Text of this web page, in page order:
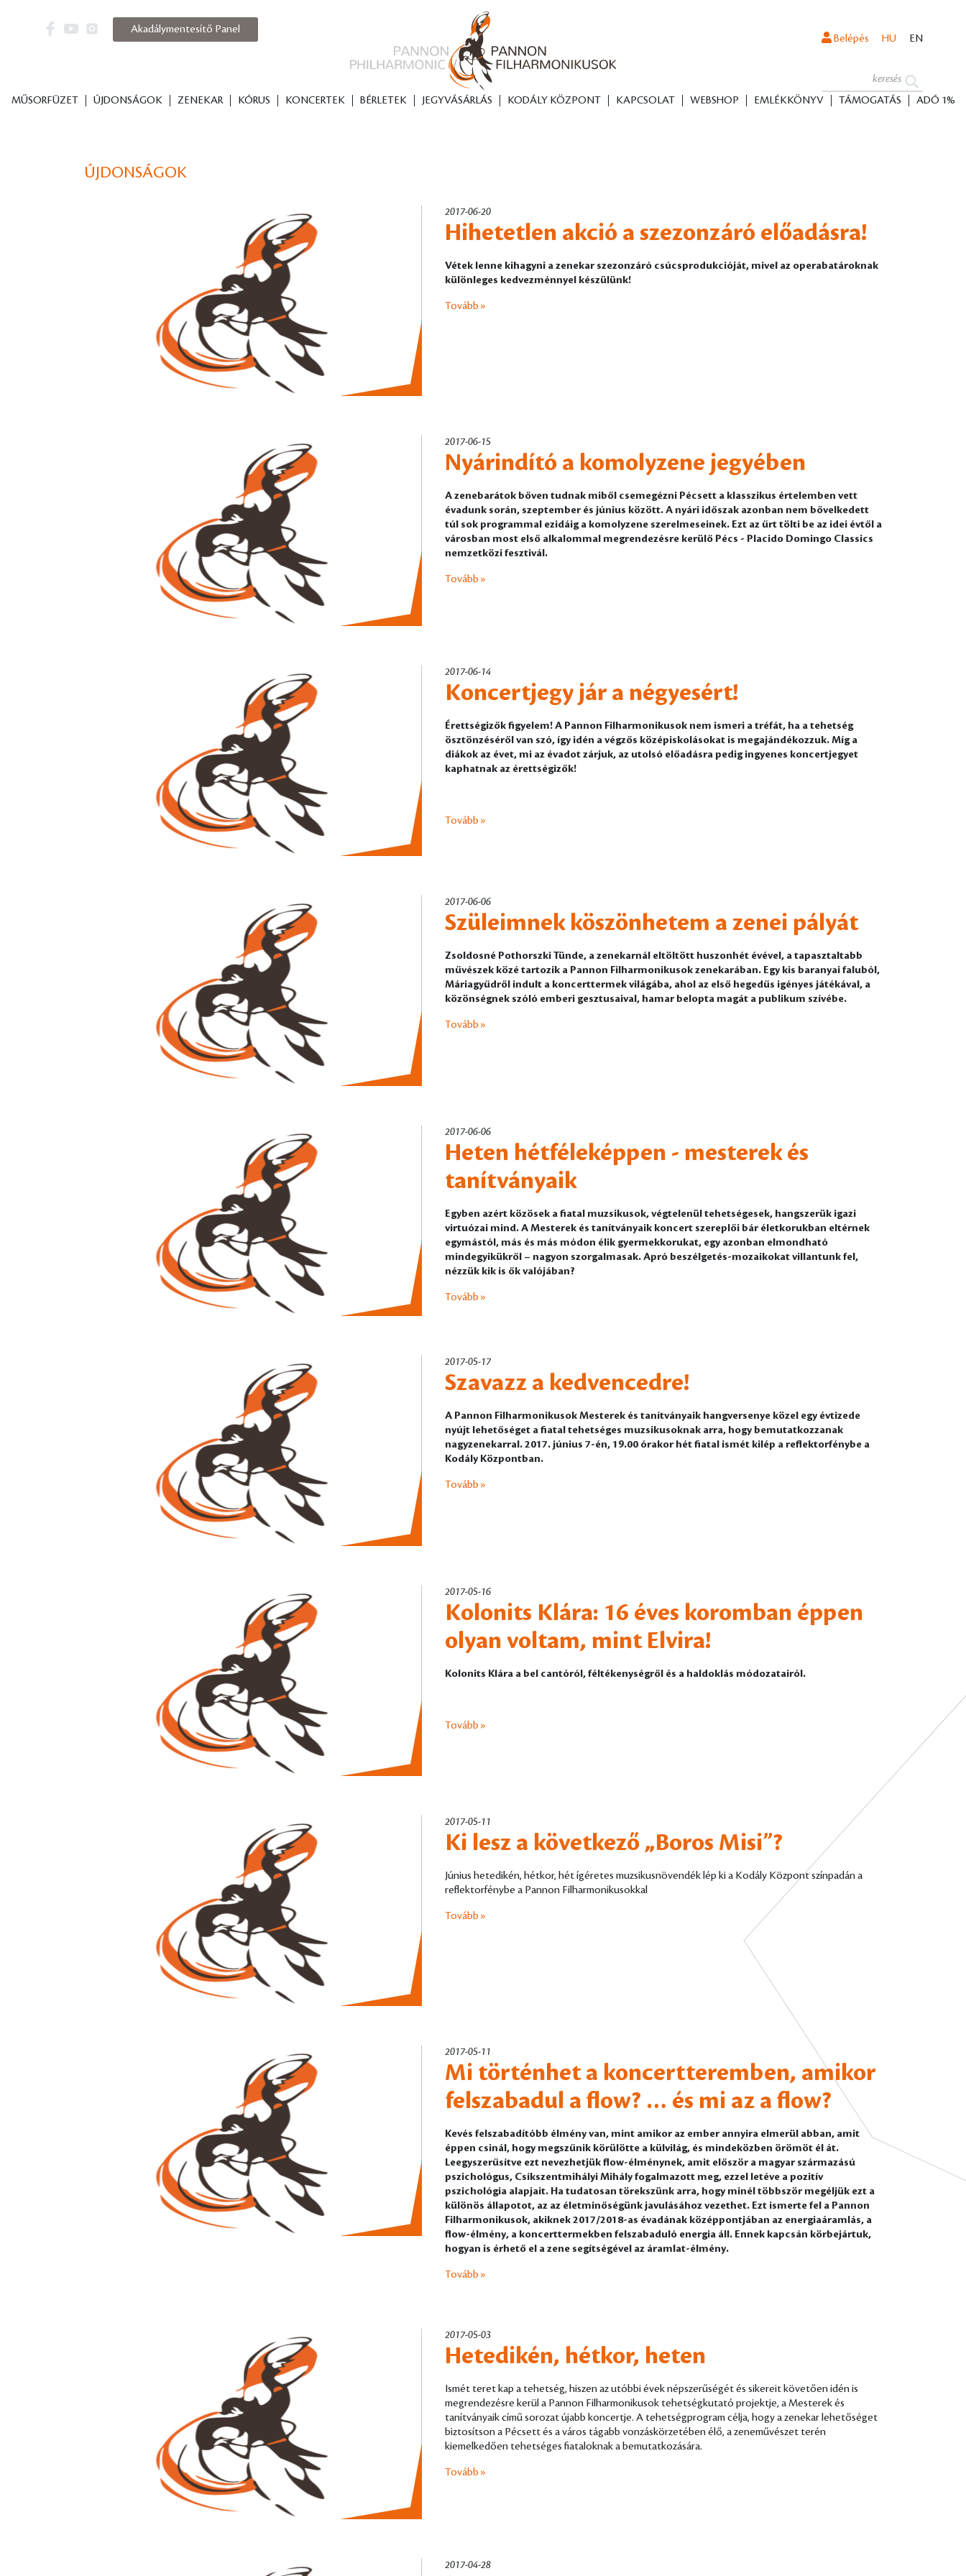
MŰSORFÜZET ÚJDONSÁGOK ZENEKAR KÓRUS KONCERTEK BÉRLETEK JEGYVÁSÁRLÁS KODÁLY KÖZPONT KAPCSOLAT WEBSHOP EMLÉKKÖNYV TÁMOGATÁS ADÓ 1%
Belépés HU EN
Akadálymentesítő Panel
ÚJDONSÁGOK
2017-06-20
Hihetetlen akció a szezonzáró előadásra!
Vétek lenne kihagyni a zenekar szezonzáró csúcsprodukcióját, mivel az operabatároknak
különleges kedvezménnyel készülünk!
Tovább »
2017-06-15
Nyárindító a komolyzene jegyében
A zenebarátok bőven tudnak miből csemegézni Pécsett a klasszikus értelemben vett
évadunk során, szeptember és június között. A nyári időszak azonban nem bővelkedett
túl sok programmal ezidáig a komolyzene szerelmeseinek. Ezt az űrt tölti be az idei évtől a
városban most első alkalommal megrendezésre kerülő Pécs - Placido Domingo Classics
nemzetközi fesztivál.
Tovább »
2017-06-14
Koncertjegy jár a négyesért!
Érettségizők figyelem! A Pannon Filharmonikusok nem ismeri a tréfát, ha a tehetség
ösztönzéséről van szó, így idén a végzős középiskolásokat is megajándékozzuk. Míg a
diákok az évet, mi az évadot zárjuk, az utolsó előadásra pedig ingyenes koncertjegyet
kaphatnak az érettségizők!
Tovább »
2017-06-06
Szüleimnek köszönhetem a zenei pályát
Zsoldosné Pothorszki Tünde, a zenekarnál eltöltött huszonhét évével, a tapasztaltabb
művészek közé tartozik a Pannon Filharmonikusok zenekarában. Egy kis baranyai faluból,
Máriagyűdről indult a koncerttermek világába, ahol az első hegedűs igényes játékával, a
közönségnek szóló emberi gesztusaival, hamar belopta magát a publikum szívébe.
Tovább »
2017-06-06
Heten hétféleképpen - mesterek és
tanítványaik
Egyben azért közösek a fiatal muzsikusok, végtelenül tehetségesek, hangszerük igazi
virtuózai mind. A Mesterek és tanítványaik koncert szereplői bár életkorukban eltérnek
egymástól, más és más módon élik gyermekkorukat, egy azonban elmondható
mindegyikükről – nagyon szorgalmasak. Apró beszélgetés-mozaikokat villantunk fel,
nézzük kik is ők valójában?
Tovább »
2017-05-17
Szavazz a kedvencedre!
A Pannon Filharmonikusok Mesterek és tanítványaik hangversenye közel egy évtizede
nyújt lehetőséget a fiatal tehetséges muzsikusoknak arra, hogy bemutatkozzanak
nagyzenekarral. 2017. június 7-én, 19.00 órakor hét fiatal ismét kilép a reflektorfénybe a
Kodály Központban.
Tovább »
2017-05-16
Kolonits Klára: 16 éves koromban éppen
olyan voltam, mint Elvira!
Kolonits Klára a bel cantóról, féltékenységről és a haldoklás módozatairól.
Tovább »
2017-05-11
Ki lesz a következő „Boros Misi”?
Június hetedikén, hétkor, hét ígéretes muzsikusnövendék lép ki a Kodály Központ színpadán a
reflektorfénybe a Pannon Filharmonikusokkal
Tovább »
2017-05-11
Mi történhet a koncertteremben, amikor
felszabadul a flow? … és mi az a flow?
Kevés felszabadítóbb élmény van, mint amikor az ember annyira elmerül abban, amit
éppen csinál, hogy megszűnik körülötte a külvilág, és mindeközben örömöt él át.
Leegyszerűsítve ezt nevezhetjük flow-élménynek, amit először a magyar származású
pszichológus, Csíkszentmihályi Mihály fogalmazott meg, ezzel letéve a pozitív
pszichológia alapjait. Ha tudatosan törekszünk arra, hogy minél többször megéljük ezt a
különös állapotot, az az életminőségünk javulásához vezethet. Ezt ismerte fel a Pannon
Filharmonikusok, akiknek 2017/2018-as évadának középpontjában az energiaáramlás, a
flow-élmény, a koncerttermekben felszabaduló energia áll. Ennek kapcsán körbejártuk,
hogyan is érhető el a zene segítségével az áramlat-élmény.
Tovább »
2017-05-03
Hetedikén, hétkor, heten
Ismét teret kap a tehetség, hiszen az utóbbi évek népszerűségét és sikereit követően idén is
megrendezésre kerül a Pannon Filharmonikusok tehetségkutató projektje, a Mesterek és
tanítványaik című sorozat újabb koncertje. A tehetségprogram célja, hogy a zenekar lehetőséget
biztosítson a Pécsett és a város tágabb vonzáskörzetében élő, a zeneművészet terén
kiemelkedően tehetséges fiataloknak a bemutatkozására.
Tovább »
2017-04-28